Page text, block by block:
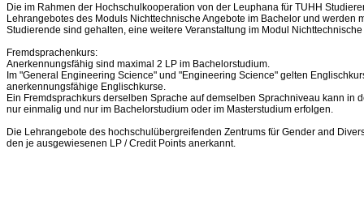
Die im Rahmen der Hochschulkooperation von der Leuphana für TUHH
Lehrangebotes des Moduls Nichttechnische Angebote im Bachelor und
Studierende sind gehalten, eine weitere Veranstaltung im Modul
Fremdsprachenkurs:
Anerkennungsfähig sind maximal 2 LP im Bachelorstudium.
Im "General Engineering Science" und "Engineering Science" gelten
anerkennungsfähige Englischkurse.
Ein Fremdsprachkurs derselben Sprache auf demselben Sprachniveau kann in
nur einmalig und nur im Bachelorstudium oder im Masterstudium erfolgen.
Die Lehrangebote des hochschulübergreifenden Zentrums für Gender and
den je ausgewiesenen LP / Credit Points anerkannt.